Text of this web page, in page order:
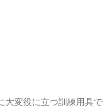
大変役に立つ訓練用具で